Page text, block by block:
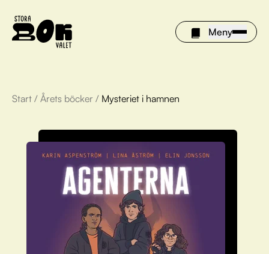
Meny
Årets böcker
Om Stora bokvalet
Olivia tipsar
Vinnare
Start / Årets böcker / Mysteriet i hamnen